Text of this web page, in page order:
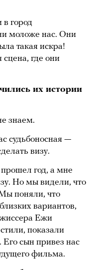
город
моложе нас. Они
такая искра!
где они
их истории
знаем.
судьбоносная —
визу.
год, а мне
Но мы видели, что
поняли, что
вариантов,
Ежи
показали
Его сын привез нас
фильма.